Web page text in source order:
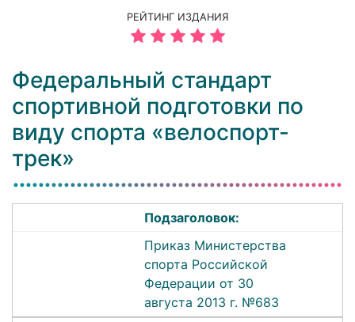
РЕЙТИНГ ИЗДАНИЯ
Федеральный стандарт
спортивной подготовки по
виду спорта «велоспорт-
трек»
Подзаголовок:
Приказ Министерства
спорта Российской
Федерации от 30
августа 2013 г. №683